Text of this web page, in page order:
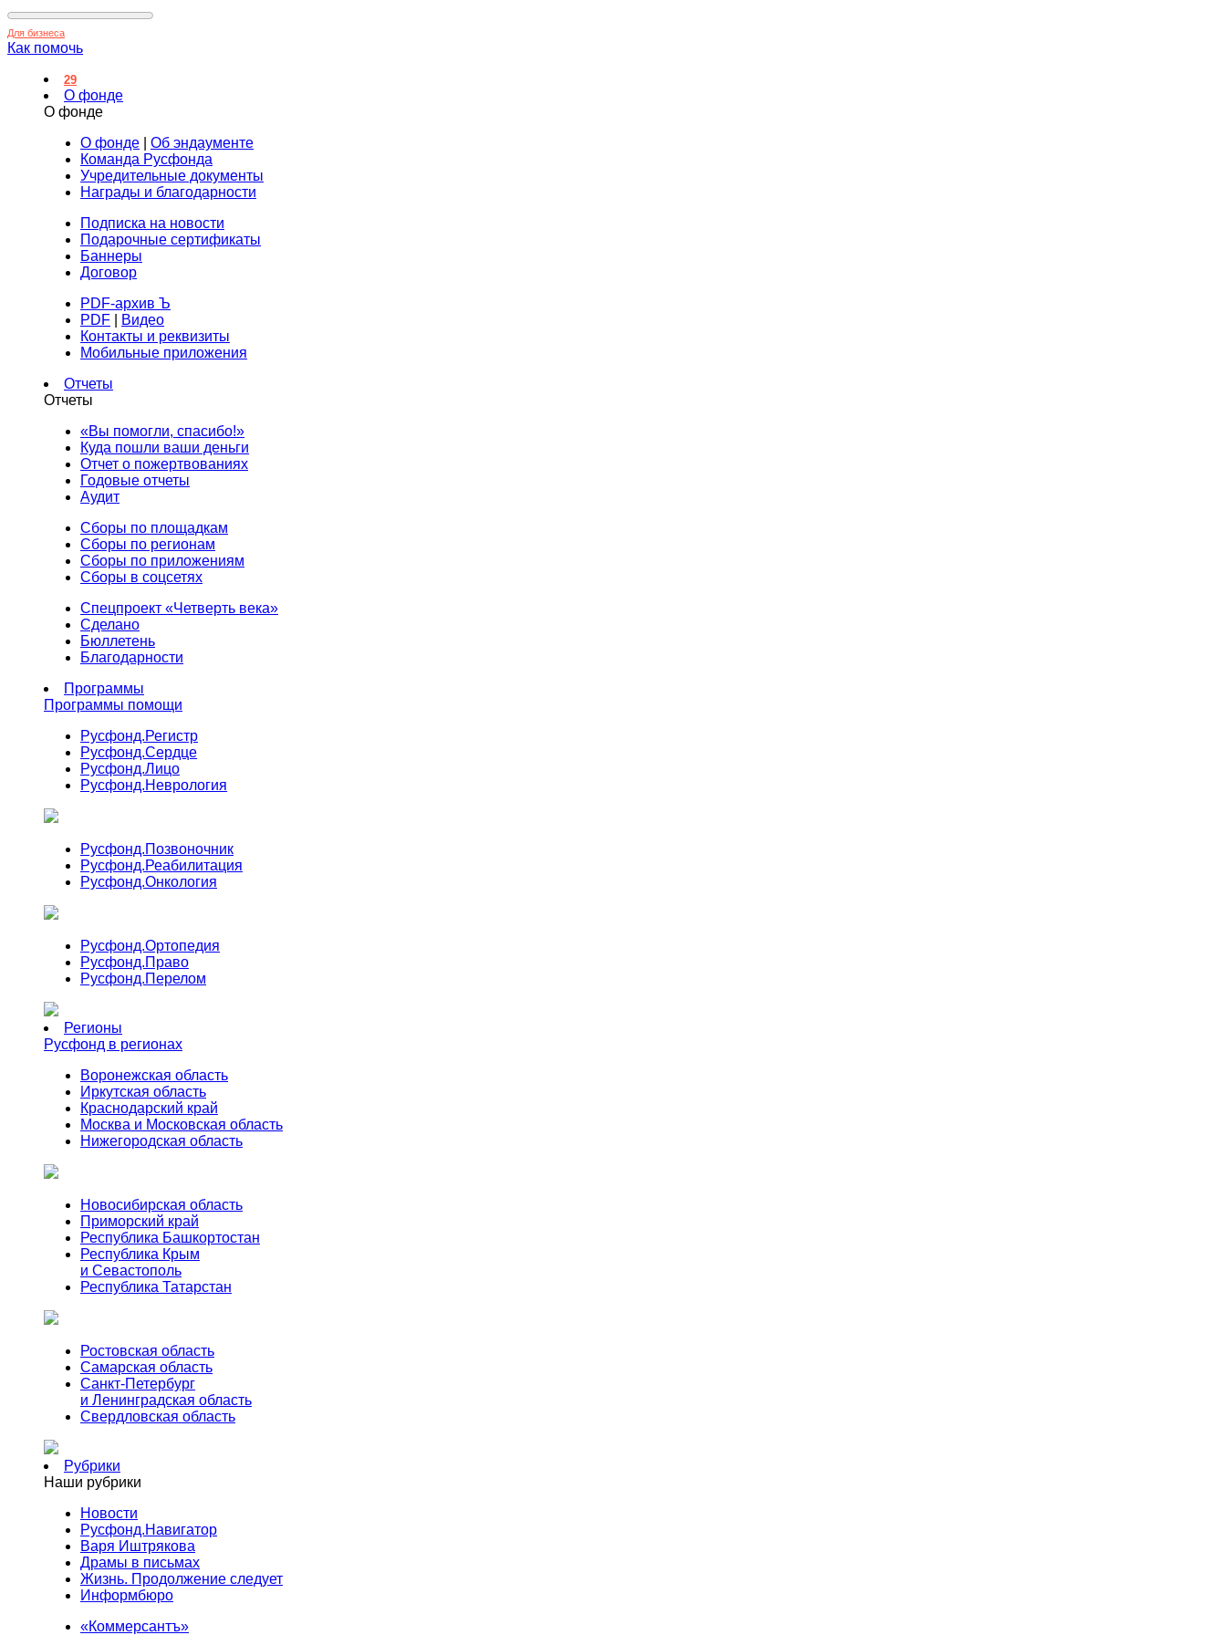
Для бизнеса
Как помочь
29
О фонде
О фонде
О фонде
Об эндаументе
Команда Русфонда
Учредительные документы
Награды и благодарности
Подписка на новости
Подарочные сертификаты
Баннеры
Договор
PDF-архив Ъ
PDF
Видео
Контакты и реквизиты
Мобильные приложения
Отчеты
Отчеты
«Вы помогли, спасибо!»
Куда пошли ваши деньги
Отчет о пожертвованиях
Годовые отчеты
Аудит
Сборы по площадкам
Сборы по регионам
Сборы по приложениям
Сборы в соцсетях
Спецпроект «Четверть века»
Сделано
Бюллетень
Благодарности
Программы
Программы помощи
Русфонд.Регистр
Русфонд.Сердце
Русфонд.Лицо
Русфонд.Неврология
Русфонд.Позвоночник
Русфонд.Реабилитация
Русфонд.Онкология
Русфонд.Ортопедия
Русфонд.Право
Русфонд.Перелом
Регионы
Русфонд в регионах
Воронежская область
Иркутская область
Краснодарский край
Москва и Московская область
Нижегородская область
Новосибирская область
Приморский край
Республика Башкортостан
Республика Крым
и Севастополь
Республика Татарстан
Ростовская область
Самарская область
Санкт-Петербург
и Ленинградская область
Свердловская область
Рубрики
Наши рубрики
Новости
Русфонд.Навигатор
Варя Иштрякова
Драмы в письмах
Жизнь. Продолжение следует
Информбюро
«Коммерсантъ»